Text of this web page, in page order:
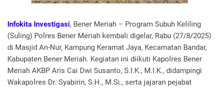
Infokita Investigasi, Bener Meriah – Program Subuh Keliling
(Suling) Polres Bener Meriah kembali digelar, Rabu (27/8/2025)
di Masjid An-Nur, Kampung Keramat Jaya, Kecamatan Bandar,
Kabupaten Bener Meriah. Kegiatan ini diikuti Kapolres Bener
Meriah AKBP Aris Cai Dwi Susanto, S.I.K., M.I.K., didampingi
Wakapolres Dr. Syabirin, S.H., M.Si., serta jajaran pejabat